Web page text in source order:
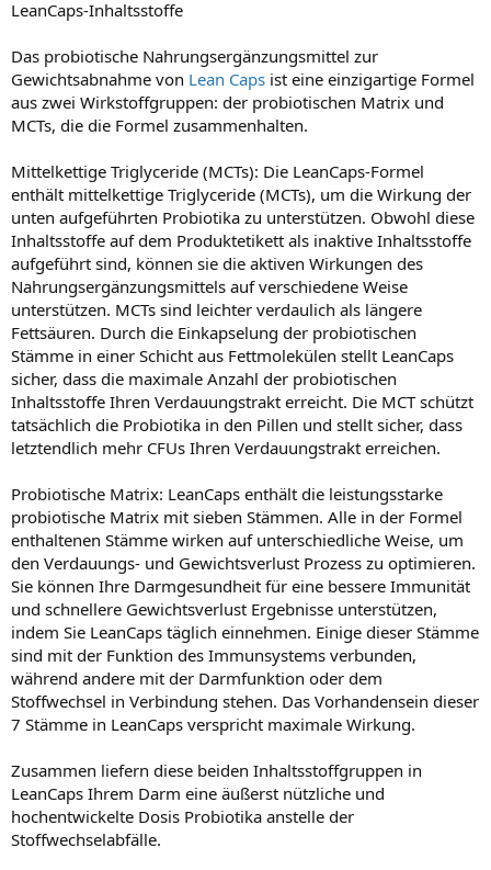
LeanCaps-Inhaltsstoffe
Das probiotische Nahrungsergänzungsmittel zur
Gewichtsabnahme von Lean Caps ist eine einzigartige Formel
aus zwei Wirkstoffgruppen: der probiotischen Matrix und
MCTs, die die Formel zusammenhalten.
Mittelkettige Triglyceride (MCTs): Die LeanCaps-Formel
enthält mittelkettige Triglyceride (MCTs), um die Wirkung der
unten aufgeführten Probiotika zu unterstützen. Obwohl diese
Inhaltsstoffe auf dem Produktetikett als inaktive Inhaltsstoffe
aufgeführt sind, können sie die aktiven Wirkungen des
Nahrungsergänzungsmittels auf verschiedene Weise
unterstützen. MCTs sind leichter verdaulich als längere
Fettsäuren. Durch die Einkapselung der probiotischen
Stämme in einer Schicht aus Fettmolekülen stellt LeanCaps
sicher, dass die maximale Anzahl der probiotischen
Inhaltsstoffe Ihren Verdauungstrakt erreicht. Die MCT schützt
tatsächlich die Probiotika in den Pillen und stellt sicher, dass
letztendlich mehr CFUs Ihren Verdauungstrakt erreichen.
Probiotische Matrix: LeanCaps enthält die leistungsstarke
probiotische Matrix mit sieben Stämmen. Alle in der Formel
enthaltenen Stämme wirken auf unterschiedliche Weise, um
den Verdauungs- und Gewichtsverlust Prozess zu optimieren.
Sie können Ihre Darmgesundheit für eine bessere Immunität
und schnellere Gewichtsverlust Ergebnisse unterstützen,
indem Sie LeanCaps täglich einnehmen. Einige dieser Stämme
sind mit der Funktion des Immunsystems verbunden,
während andere mit der Darmfunktion oder dem
Stoffwechsel in Verbindung stehen. Das Vorhandensein dieser
7 Stämme in LeanCaps verspricht maximale Wirkung.
Zusammen liefern diese beiden Inhaltsstoffgruppen in
LeanCaps Ihrem Darm eine äußerst nützliche und
hochentwickelte Dosis Probiotika anstelle der
Stoffwechselabfälle.